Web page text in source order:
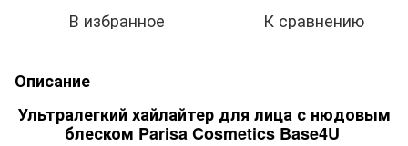
В избранное К сравнению
Описание
Ультралегкий хайлайтер для лица с нюдовым
блеском Parisa Cosmetics Base4U